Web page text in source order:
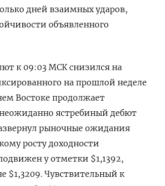
дней ​взаимных ударов,
объявленного
к 09:03 МСК снизился на
на прошлой неделе
Востоке ‌продолжает
ястребиный дебют
рыночные ожидания
росту доходности
у отметки $1,1392,
$1,3209. Чувствительный к